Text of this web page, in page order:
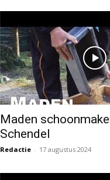
Maden
Schendel
Redactie - 17 augustus 2024